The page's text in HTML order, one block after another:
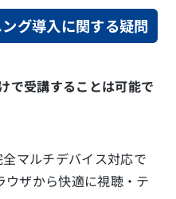
グ導入に関する疑問
で受講することは可能で
マルチデバイス対応で
ザから快適に視聴・テ